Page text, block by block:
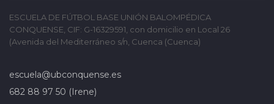
ESCUELA DE FÚTBOL BASE UNIÓN BALOMPÉDICA
CONQUENSE, CIF: G-16329591, con domicilio en Local 26
(Avenida del Mediterráneo s/n, Cuenca (Cuenca)
escuela@ubconquense.es
682 88 97 50 (Irene)